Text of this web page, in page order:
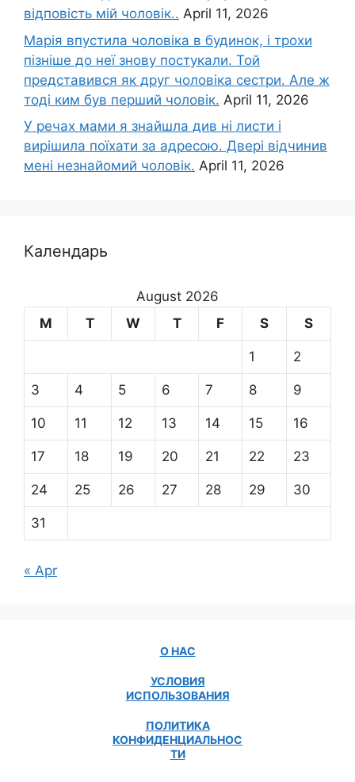
відповість мій чоловік.. April 11, 2026
Марія впустила чоловіка в будинок, і трохи
пізніше до неї знову постукали. Той
представився як друг чоловіка сестри. Але ж
тоді ким був перший чоловік. April 11, 2026
У речах мами я знайшла див ні листи і
вирішила поїхати за адресою. Двері відчинив
мені незнайомий чоловік. April 11, 2026
Календарь
August 2026
M
T W T F S S
1 2
3 4 5 6 7 8 9
10 11 12 13 14 15 16
17 18 19 20 21 22 23
24 25 26 27 28 29 30
31
« Apr
О НАС
УСЛОВИЯ
ИСПОЛЬЗОВАНИЯ
ПОЛИТИКА
КОНФИДЕНЦИАЛЬНОС
ТИ